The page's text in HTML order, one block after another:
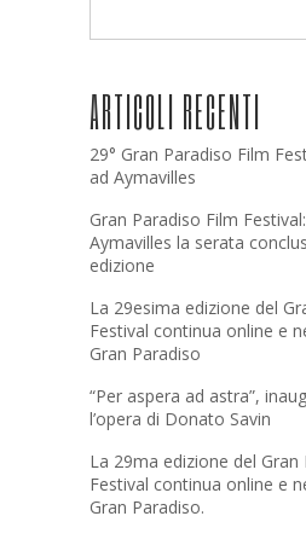
ARTICOLI RECENTI
29° Gran Paradiso Film
ad Aymavilles
Gran Paradiso Film
Aymavilles la serata
edizione
La 29esima edizione del
Festival continua online e
Gran Paradiso
“Per aspera ad astra”,
l’opera di Donato Savin
La 29ma edizione del Gran
Festival continua online e
Gran Paradiso.